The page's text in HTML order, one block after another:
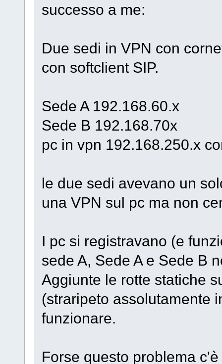
successo a me:
Due sedi in VPN con
con softclient SIP.
Sede A 192.168.60.x
Sede B 192.168.70x
pc in vpn 192.168.250.x
le due sedi avevano un
una VPN sul pc ma non
I pc si registravano (e
sede A, Sede A e Sede B
Aggiunte le rotte statiche
(straripeto assolutamente
funzionare.
Forse questo problema